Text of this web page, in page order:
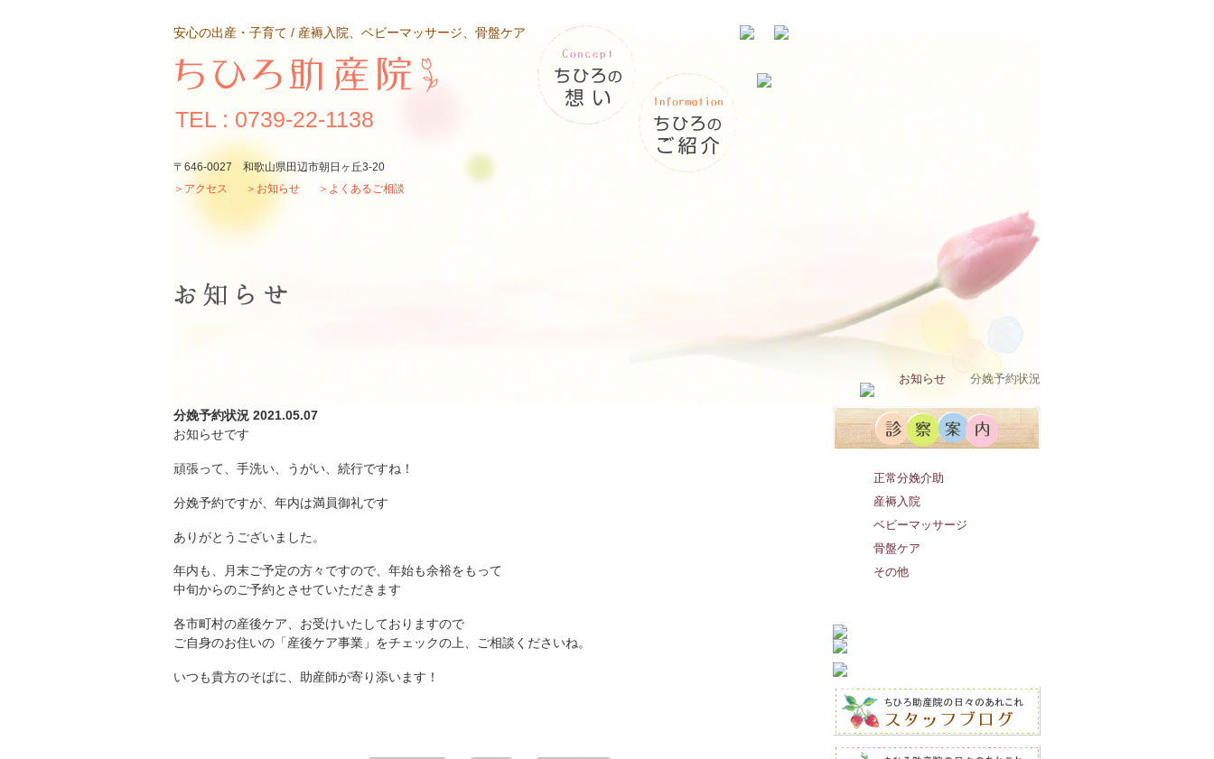
安心の出産・子育て / 産褥入院、ベビーマッサージ、骨盤ケア
TEL : 0739-22-1138
〒646-0027 和歌山県田辺市朝日ヶ丘3-20
＞ アクセス ＞ お知らせ ＞ よくあるご相談
お知らせ 分娩予約状況
分娩予約状況 2021.05.07
お知らせです
頑張って、手洗い、うがい、続行ですね！
分娩予約ですが、年内は満員御礼です
ありがとうございました。
年内も、月末ご予定の方々ですので、年始も余裕をもって
中旬からのご予約とさせていただきます
各市町村の産後ケア、お受けいたしておりますので
ご自身のお住いの「産後ケア事業」をチェックの上、ご相談くださいね。
いつも貴方のそばに、助産師が寄り添います！
正常分娩介助
産褥入院
ベビーマッサージ
骨盤ケア
その他